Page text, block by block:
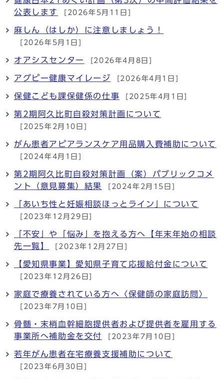
公表します
[2026年5月11日]
麻しん（はしか）に注意しましょう！
[2026年5月1日]
オアシスセンター [2026年4月8日]
アグピー健康マイレージ [2026年4月1日]
保健こども課保健係の仕事 [2025年4月1日]
第2期阿久比町自殺対策計画について
[2025年2月10日]
がん患者アピアランスケア用品購入費補助について
[2024年4月1日]
第2期阿久比町自殺対策計画（案）パブリックコメ
ント（意見募集）結果
[2024年2月15日]
「あいち性と妊娠相談ほっとライン」について
[2023年12月29日]
「不安」や「悩み」を抱える方へ【年末年始の相談
先一覧】
[2023年12月27日]
【愛知県事業】愛知県子育て応援給付金について
[2023年12月26日]
家庭で療養されている方へ〈保健師の家庭訪問〉
[2023年7月10日]
骨髄・末梢血幹細胞提供者および提供者を雇用する
事業所へ補助金を交付
[2023年7月10日]
若年がん患者在宅療養支援補助について
[2023年6月30日]